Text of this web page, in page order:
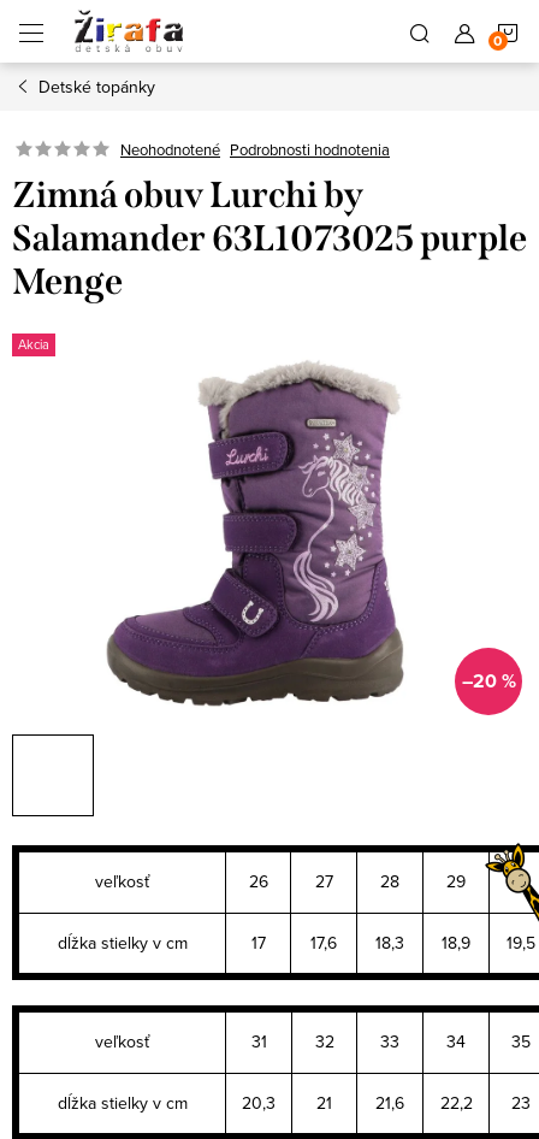
obsah
Detské topánky
Neohodnotené Podrobnosti hodnotenia
Zimná obuv Lurchi by
Salamander 63L1073025 purple
Menge
Akcia
–20 %
veľkosť 26 27 28 29 30
dĺžka stielky v cm 17 17,6 18,3 18,9 19,5
veľkosť 31 32 33 34 35
dĺžka stielky v cm 20,3 21 21,6 22,2 23